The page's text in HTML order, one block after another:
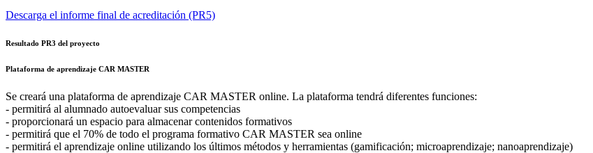
Descarga el informe final de acreditación (PR5)
Resultado PR3 del proyecto
Plataforma de aprendizaje CAR MASTER
Se creará una plataforma de aprendizaje CAR MASTER online. La plataforma tendrá diferentes funciones:
- permitirá al alumnado autoevaluar sus competencias
- proporcionará un espacio para almacenar contenidos formativos
- permitirá que el 70% de todo el programa formativo CAR MASTER sea online
- permitirá el aprendizaje online utilizando los últimos métodos y herramientas (gamificación; microaprendizaje; nanoaprendizaje)